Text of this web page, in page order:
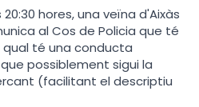
hores, una veïna d'Aixàs
al Cos de Policia que té
qual té una conducta
possiblement sigui la
(facilitant el descriptiu